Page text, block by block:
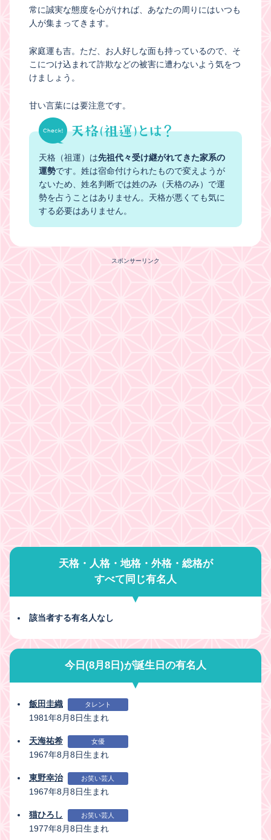
常に誠実な態度を心がければ、あなたの周りにはいつも
人が集まってきます。
家庭運も吉。ただ、お人好しな面も持っているので、そ
こにつけ込まれて詐欺などの被害に遭わないよう気をつ
けましょう。
甘い言葉には要注意です。
天格（祖運）は先祖代々受け継がれてきた家系の
運勢です。姓は宿命付けられたもので変えようが
ないため、姓名判断では姓のみ（天格のみ）で運
勢を占うことはありません。天格が悪くても気に
する必要はありません。
スポンサーリンク
天格・人格・地格・外格・総格が
すべて同じ有名人
該当者する有名人なし
今日(8月8日)が誕生日の有名人
飯田圭織 タレント
1981年8月8日生まれ
天海祐希 女優
1967年8月8日生まれ
東野幸治 お笑い芸人
1967年8月8日生まれ
猫ひろし お笑い芸人
1977年8月8日生まれ